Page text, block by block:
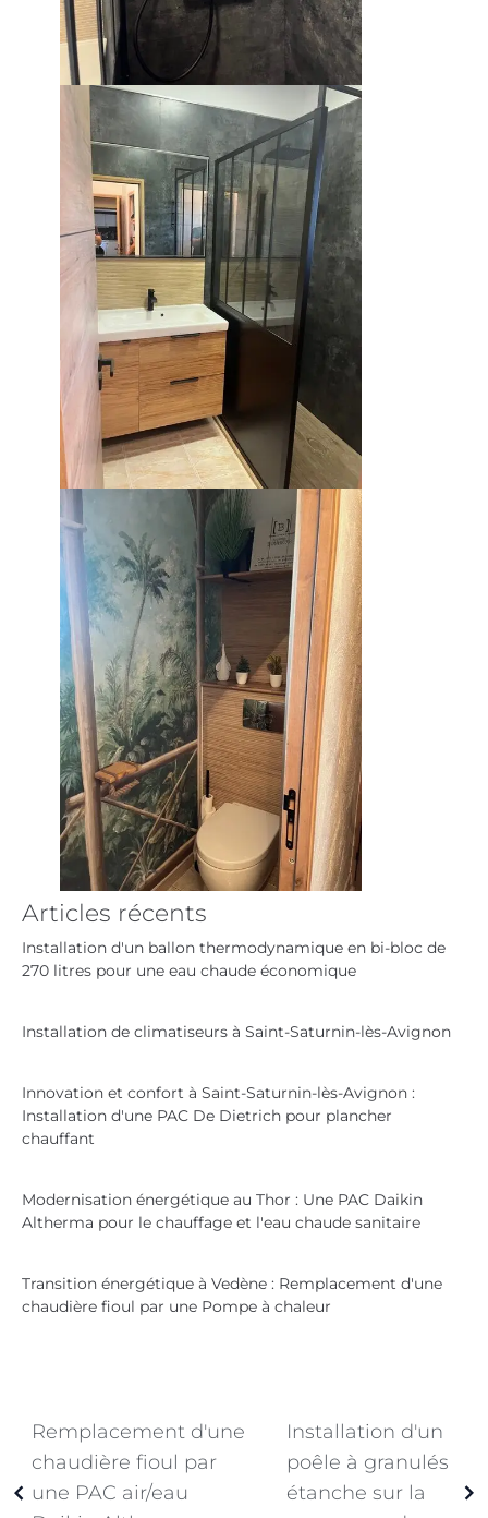
Articles récents
Installation d'un ballon thermodynamique en bi-bloc de
270 litres pour une eau chaude économique
Installation de climatiseurs à Saint-Saturnin-lès-Avignon
Innovation et confort à Saint-Saturnin-lès-Avignon :
Installation d'une PAC De Dietrich pour plancher
chauffant
Modernisation énergétique au Thor : Une PAC Daikin
Altherma pour le chauffage et l'eau chaude sanitaire
Transition énergétique à Vedène : Remplacement d'une
chaudière fioul par une Pompe à chaleur
Remplacement d'une
chaudière fioul par
une PAC air/eau
Installation d'un
poêle à granulés
étanche sur la